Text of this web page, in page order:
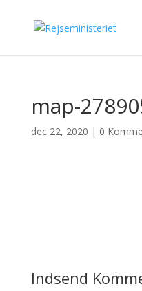
map-
dec 22, 2020 | 0
Indsend